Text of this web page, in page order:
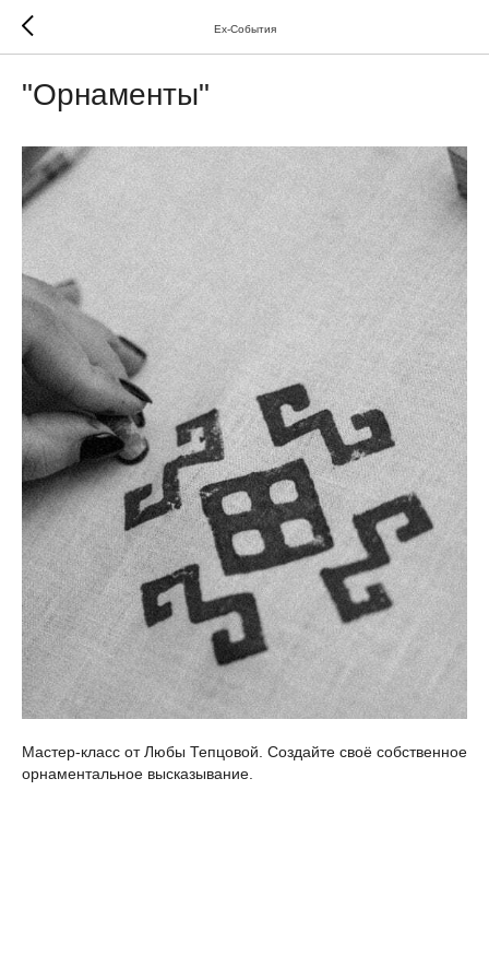
Ex-Cобытия
"Орнаменты"
Мастер-класс от Любы Тепцовой. Создайте своё собственное
орнаментальное высказывание.